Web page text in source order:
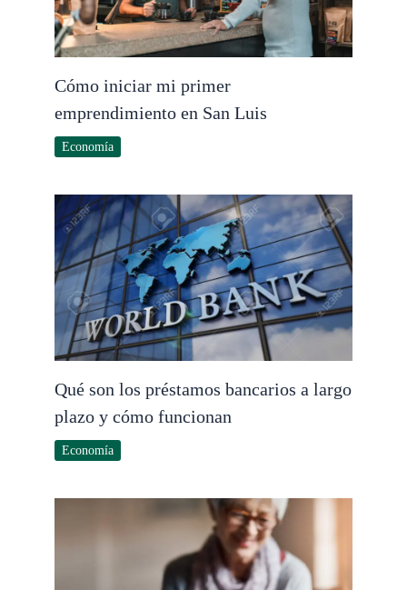
Cómo iniciar mi primer
emprendimiento en San Luis
Economía
Qué son los préstamos bancarios a largo
plazo y cómo funcionan
Economía